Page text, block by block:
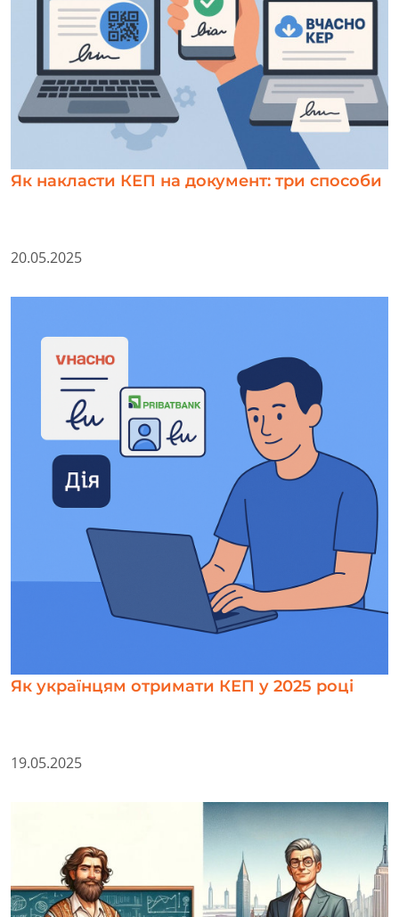
Як накласти КЕП на документ: три способи
20.05.2025
Як українцям отримати КЕП у 2025 році
19.05.2025